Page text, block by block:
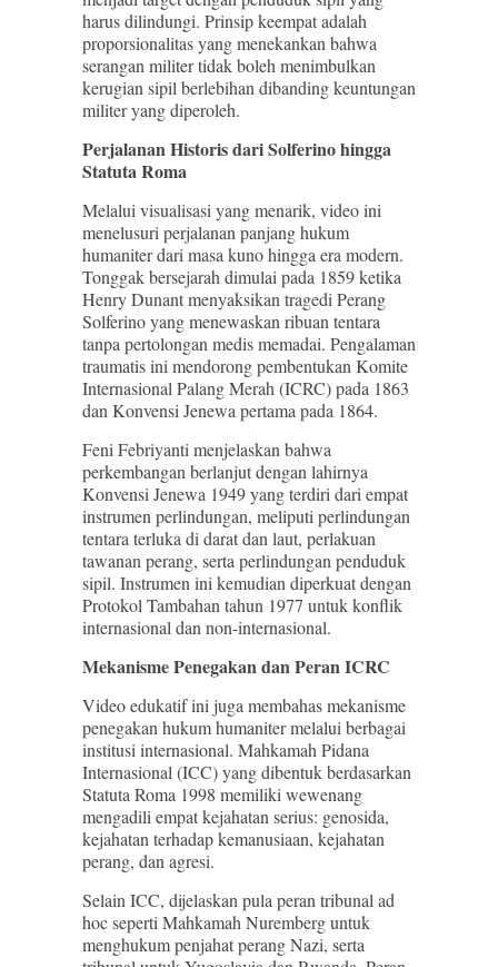
harus dilindungi. Prinsip keempat adalah
proporsionalitas yang menekankan bahwa
serangan militer tidak boleh menimbulkan
kerugian sipil berlebihan dibanding keuntungan
militer yang diperoleh.
Perjalanan Historis dari Solferino hingga
Statuta Roma
Melalui visualisasi yang menarik, video ini
menelusuri perjalanan panjang hukum
humaniter dari masa kuno hingga era modern.
Tonggak bersejarah dimulai pada 1859 ketika
Henry Dunant menyaksikan tragedi Perang
Solferino yang menewaskan ribuan tentara
tanpa pertolongan medis memadai. Pengalaman
traumatis ini mendorong pembentukan Komite
Internasional Palang Merah (ICRC) pada 1863
dan Konvensi Jenewa pertama pada 1864.
Feni Febriyanti menjelaskan bahwa
perkembangan berlanjut dengan lahirnya
Konvensi Jenewa 1949 yang terdiri dari empat
instrumen perlindungan, meliputi perlindungan
tentara terluka di darat dan laut, perlakuan
tawanan perang, serta perlindungan penduduk
sipil. Instrumen ini kemudian diperkuat dengan
Protokol Tambahan tahun 1977 untuk konflik
internasional dan non-internasional.
Mekanisme Penegakan dan Peran ICRC
Video edukatif ini juga membahas mekanisme
penegakan hukum humaniter melalui berbagai
institusi internasional. Mahkamah Pidana
Internasional (ICC) yang dibentuk berdasarkan
Statuta Roma 1998 memiliki wewenang
mengadili empat kejahatan serius: genosida,
kejahatan terhadap kemanusiaan, kejahatan
perang, dan agresi.
Selain ICC, dijelaskan pula peran tribunal ad
hoc seperti Mahkamah Nuremberg untuk
menghukum penjahat perang Nazi, serta